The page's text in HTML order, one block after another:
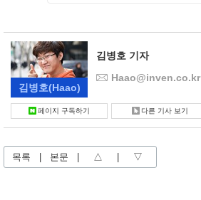
김병호(Haao)
김병호 기자
Haao@inven.co.kr
페이지 구독하기 다른 기사 보기
목록 본문 △ ▽